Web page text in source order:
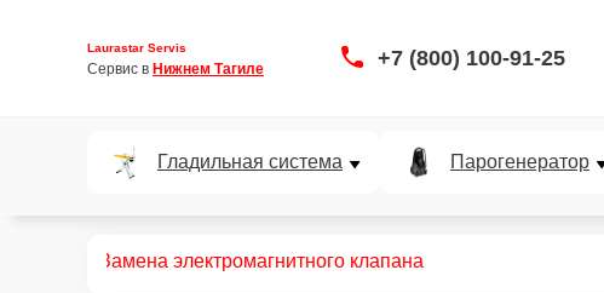
Laurastar Servis
Сервис в Нижнем Тагиле +7 (800) 100-91-25
Гладильная система Парогенератор
Замена электромагнитного клапана